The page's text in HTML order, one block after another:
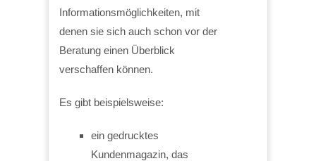
Informationsmöglichkeiten, mit
denen sie sich auch schon vor der
Beratung einen Überblick
verschaffen können.
Es gibt beispielsweise:
ein gedrucktes
Kundenmagazin, das